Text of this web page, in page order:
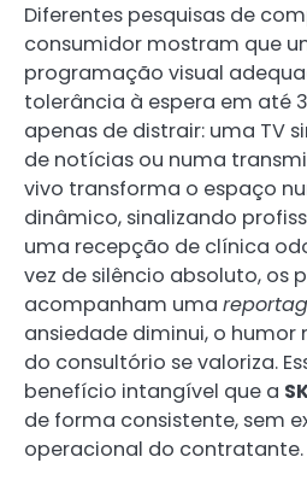
Diferentes pesquisas de
consumidor mostram que
programação visual
tolerância à espera em até
apenas de distrair: uma TV
de notícias ou numa
vivo transforma o espaço
dinâmico, sinalizando
uma recepção de clínica
vez de silêncio absoluto, os
acompanham uma
ansiedade diminui, o
do consultório se valoriza.
benefício intangível que a
de forma consistente, sem
operacional do contratante.